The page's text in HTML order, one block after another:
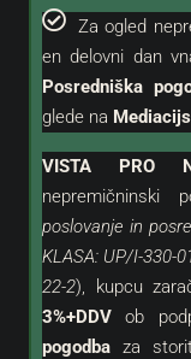
Za ogled
en delovni dan
Posredniška
glede na
VISTA PRO
nepremičninski
poslovanje in
KLASA: UP/I-330-
22-2), kupcu
3%+DDVob
pogodbaza